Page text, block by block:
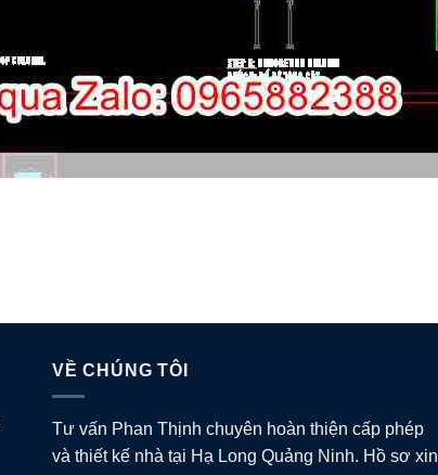
VỀ CHÚNG TÔI
Tư vấn Phan Thịnh chuyên hoàn thiện cấp phép
và thiết kế nhà tại Hạ Long Quảng Ninh. Hồ sơ xin